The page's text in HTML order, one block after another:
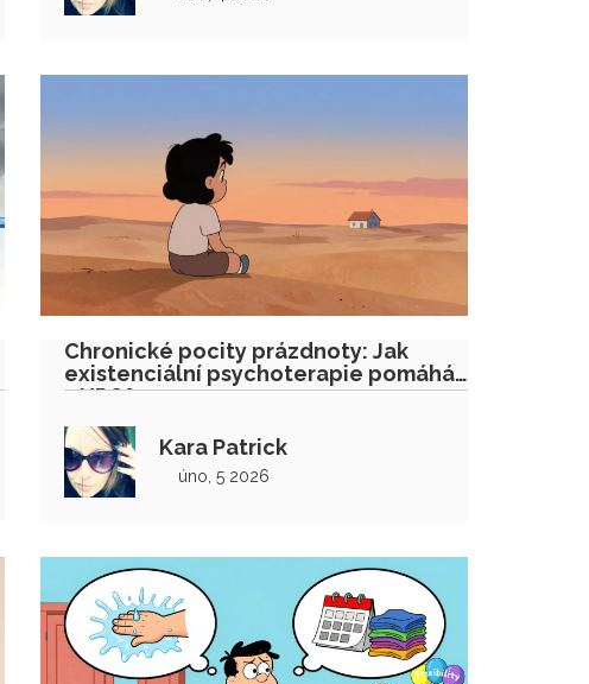
Chronické pocity prázdnoty: Jak
existenciální psychoterapie pomáhá
s HPO?
Kara Patrick
úno, 5 2026